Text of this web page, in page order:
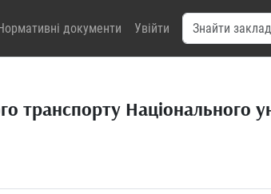
документи Увійти
транспорту Національного